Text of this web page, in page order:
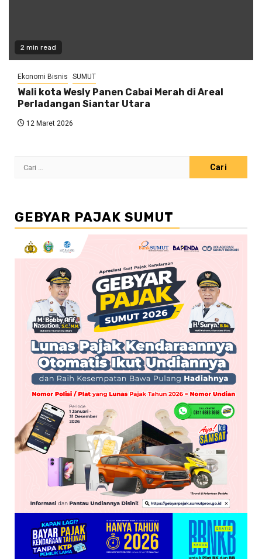
2 min read
Ekonomi Bisnis SUMUT
Wali kota Wesly Panen Cabai Merah di Areal
Perladangan Siantar Utara
12 Maret 2026
Cari
GEBYAR PAJAK SUMUT